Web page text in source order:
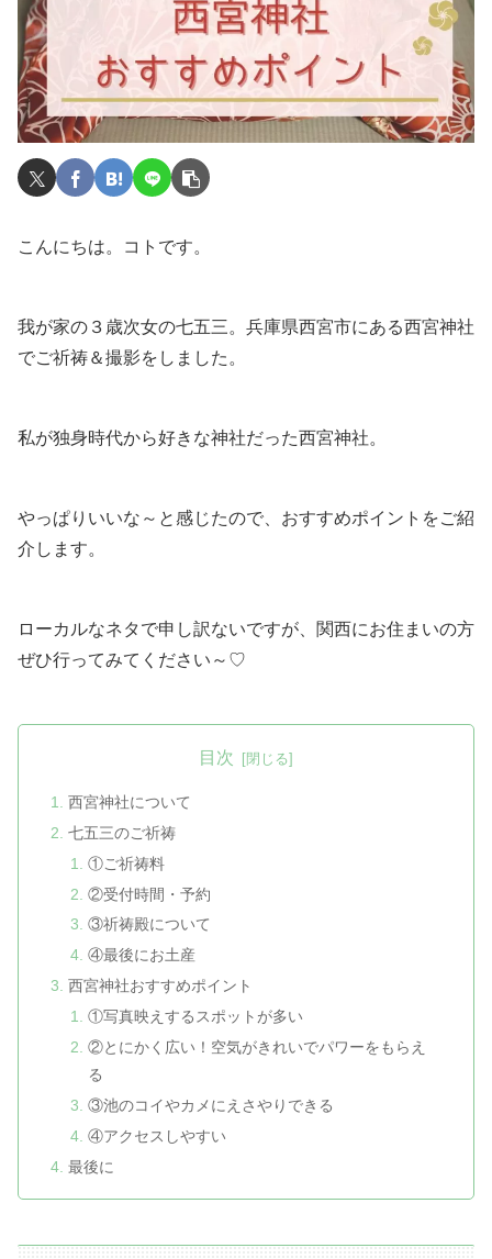
こんにちは。コトです。
我が家の３歳次女の七五三。兵庫県西宮市にある西宮神社
でご祈祷＆撮影をしました。
私が独身時代から好きな神社だった西宮神社。
やっぱりいいな～と感じたので、おすすめポイントをご紹
介します。
ローカルなネタで申し訳ないですが、関西にお住まいの方
ぜひ行ってみてください～♡
目次
西宮神社について
七五三のご祈祷
①ご祈祷料
②受付時間・予約
③祈祷殿について
④最後にお土産
西宮神社おすすめポイント
①写真映えするスポットが多い
②とにかく広い！空気がきれいでパワーをもらえ
る
③池のコイやカメにえさやりできる
④アクセスしやすい
最後に